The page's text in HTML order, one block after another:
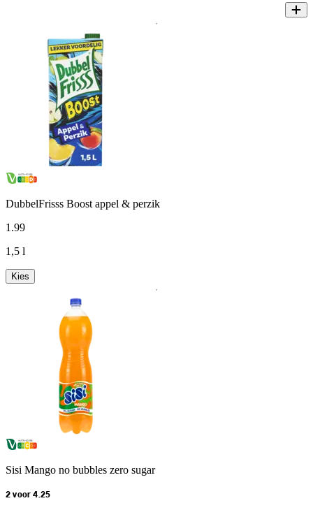
DubbelFrisss Boost appel & perzik
1 .99
1,5 l
Kies
Sisi Mango no bubbles zero sugar
2 voor 4.25